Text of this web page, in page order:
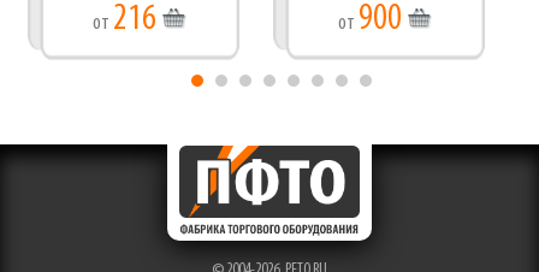
от 216 от 900